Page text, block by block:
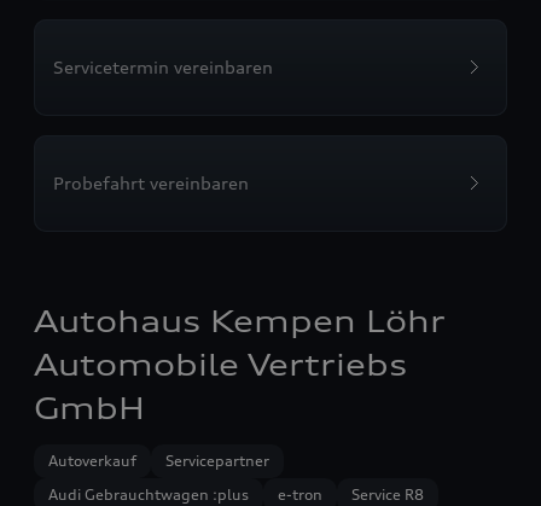
Servicetermin vereinbaren
Probefahrt vereinbaren
Autohaus Kempen Löhr
Automobile Vertriebs
GmbH
Autoverkauf
Servicepartner
Audi Gebrauchtwagen :plus
e-tron Service R8